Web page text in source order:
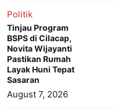
Politik
Tinjau Program
BSPS di Cilacap,
Novita Wijayanti
Pastikan Rumah
Layak Huni Tepat
Sasaran
August 7, 2026